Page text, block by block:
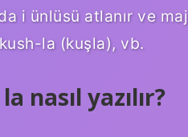
i ünlüsü atlanır ve
la (kuşla), vb.
nasıl yazılır?